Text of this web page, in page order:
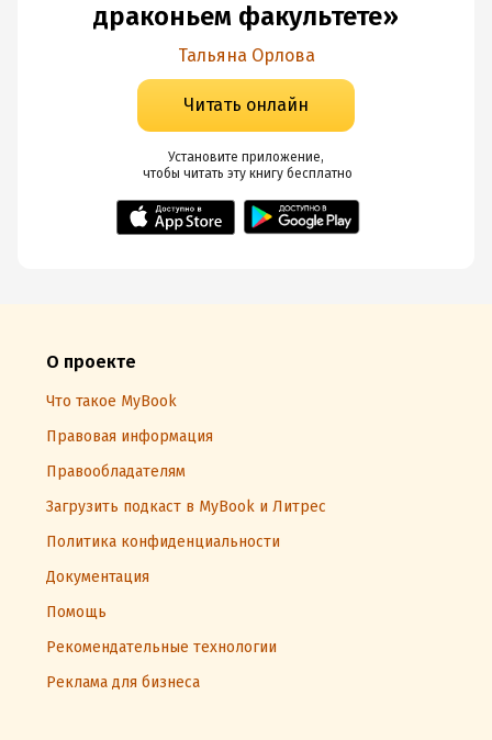
драконьем факультете»
Тальяна Орлова
Читать онлайн
Установите приложение,
чтобы читать эту книгу бесплатно
О проекте
Что такое MyBook
Правовая информация
Правообладателям
Загрузить подкаст в MyBook и Литрес
Политика конфиденциальности
Документация
Помощь
Рекомендательные технологии
Реклама для бизнеса